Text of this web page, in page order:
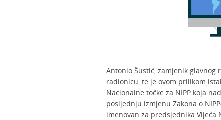
Antonio Šustić, zamjenik glavnog
radionicu, te je ovom prilikom
Nacionalne točke za NIPP koja
posljednju izmjenu Zakona o
imenovan za predsjednika Vijeća